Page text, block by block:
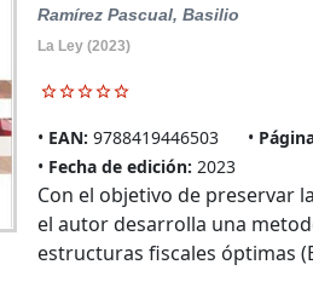
Ramírez Pascual, Basilio
La Ley (2023)
EAN: 9788419446503
Fecha de edición: 2023
Con el objetivo de preservar
el autor desarrolla una
estructuras fiscales óptimas